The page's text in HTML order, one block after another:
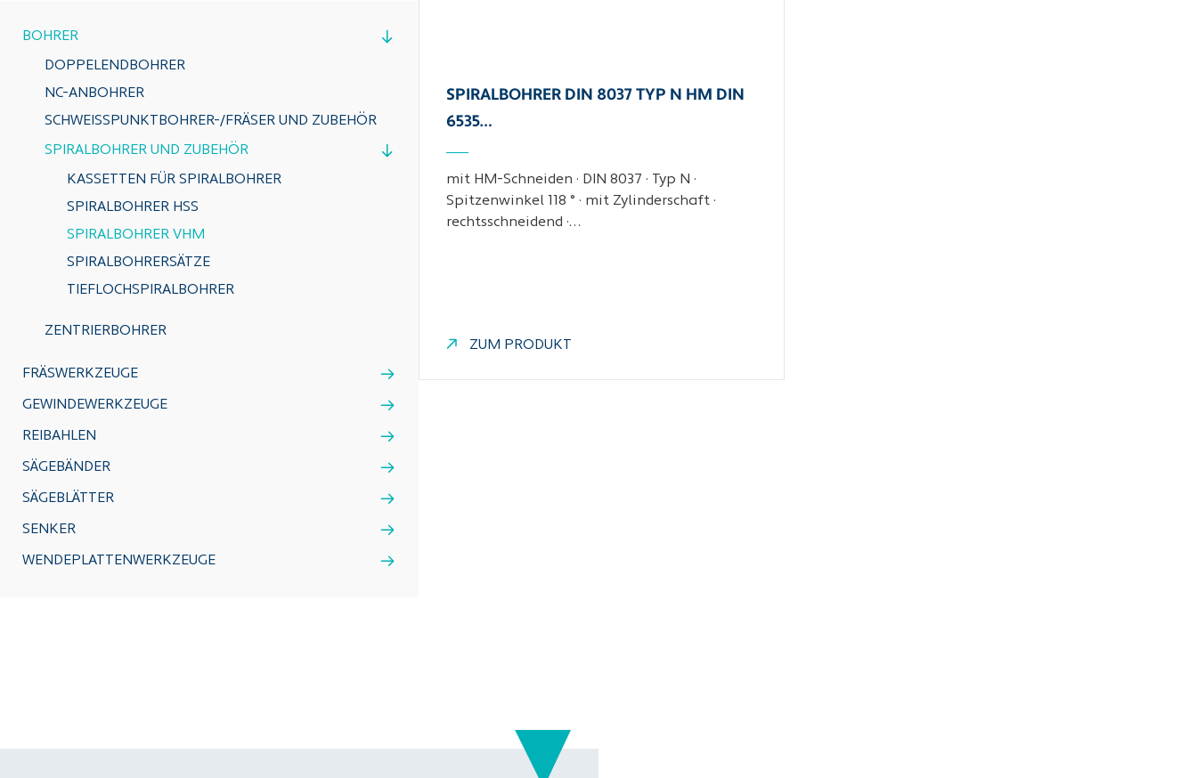
BOHRER
DOPPELENDBOHRER
NC-ANBOHRER
SCHWEISSPUNKTBOHRER-/FRÄSER UND ZUBEHÖR
SPIRALBOHRER UND ZUBEHÖR
KASSETTEN FÜR SPIRALBOHRER
SPIRALBOHRER HSS
SPIRALBOHRER VHM
SPIRALBOHRERSÄTZE
TIEFLOCHSPIRALBOHRER
ZENTRIERBOHRER
FRÄSWERKZEUGE
GEWINDEWERKZEUGE
REIBAHLEN
SÄGEBÄNDER
SÄGEBLÄTTER
SENKER
WENDEPLATTENWERKZEUGE
SPIRALBOHRER DIN 8037 TYP N HM DIN
6535…
mit HM-Schneiden · DIN 8037 · Typ N ·
Spitzenwinkel 118 ° · mit Zylinderschaft ·
rechtsschneidend ·…
ZUM PRODUKT